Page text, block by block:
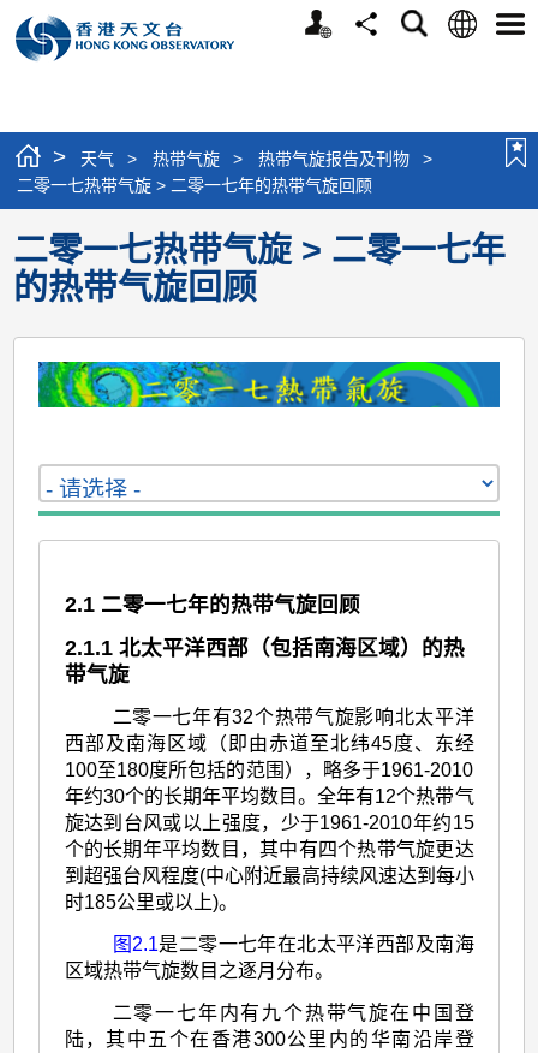
个
分
搜
语
选
> 天气 > 热带气旋 > 热带气旋报告及刊物
>
二零一七热带气旋 > 二零一七年的热带气旋回顾
二零一七热带气旋 > 二零一七年
的热带气旋回顾
2.1 二零一七年的热带气旋回顾
2.1.1 北太平洋西部（包括南海区域）的热
带气旋
二零一七年有32个热带气旋影响北太平洋
西部及南海区域（即由赤道至北纬45度、东经
100至180度所包括的范围），略多于1961-2010
年约30个的长期年平均数目。全年有12个热带气
旋达到台风或以上强度，少于1961-2010年约15
个的长期年平均数目，其中有四个热带气旋更达
到超强台风程度(中心附近最高持续风速达到每小
时185公里或以上)。
图2.1是二零一七年在北太平洋西部及南海
区域热带气旋数目之逐月分布。
二零一七年内有九个热带气旋在中国登
陆，其中五个在香港300公里内的华南沿岸登